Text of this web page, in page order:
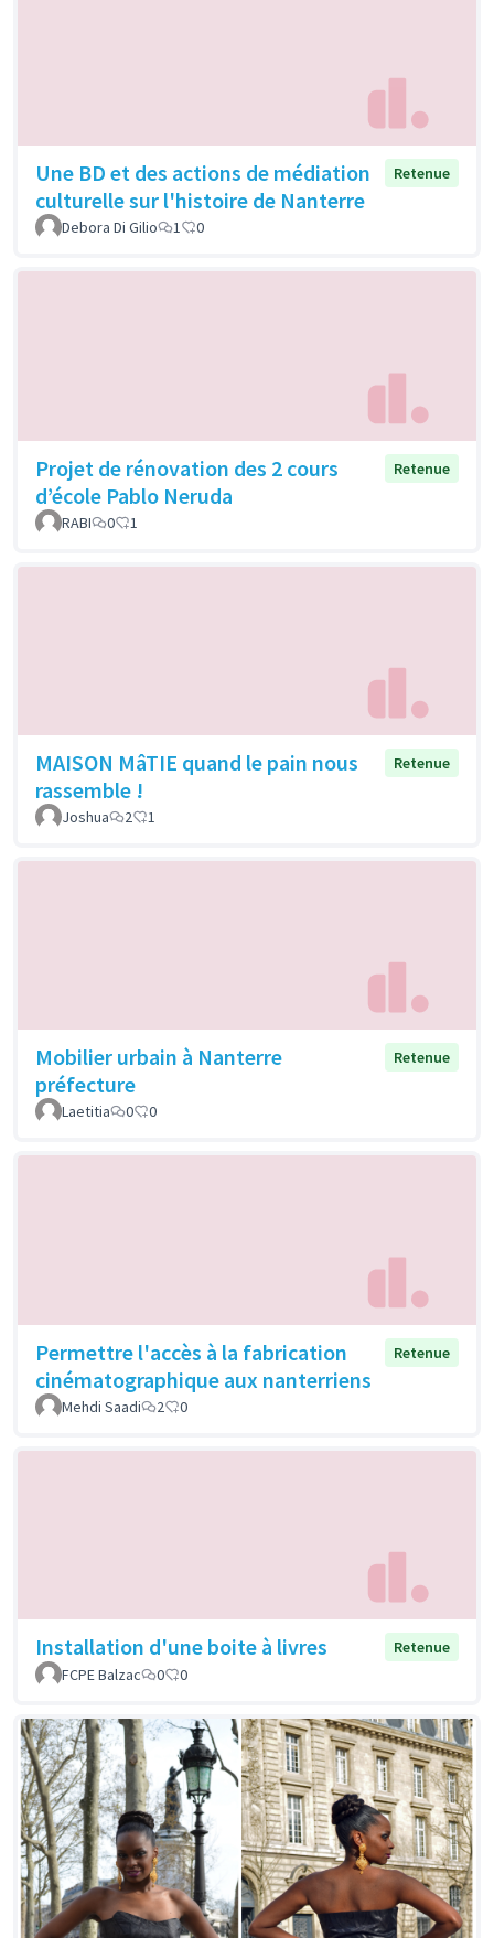
Une BD et des actions de médiation
culturelle sur l'histoire de Nanterre
Retenue
Debora Di Gilio 1 0
Projet de rénovation des 2 cours
d’école Pablo Neruda
Retenue
RABI 0 1
MAISON MâTIE quand le pain nous
rassemble !
Retenue
Joshua 2 1
Mobilier urbain à Nanterre
préfecture
Retenue
Laetitia 0 0
Permettre l'accès à la fabrication
cinématographique aux nanterriens
Retenue
Mehdi Saadi 2 0
Installation d'une boite à livres
Retenue
FCPE Balzac
0 0